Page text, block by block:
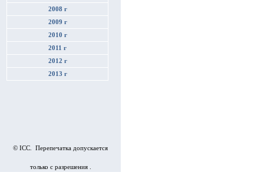
2008 г
2009 г
2010 г
2011 г
2012 г
2013 г
© ICC. Перепечатка допускается
только с разрешения .